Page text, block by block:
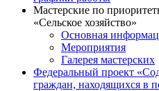
Мастерские по
«Сельское хозяйство»
Основная
Мероприятия
Галерея мастерских
Федеральный проект
граждан, находящихся в